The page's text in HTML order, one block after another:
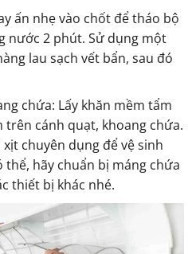
ấn nhẹ vào chốt để tháo bộ
nước 2 phút. Sử dụng một
lau sạch vết bẩn, sau đó
chứa: Lấy khăn mềm tẩm
trên cánh quạt, khoang chứa.
chuyên dụng để vệ sinh
thể, hãy chuẩn bị máng chứa
thiết bị khác nhé.